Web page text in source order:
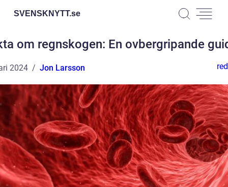
SVENSKNYTT.se
om regnskogen: En ovbergripande
2024 Jon Larsson